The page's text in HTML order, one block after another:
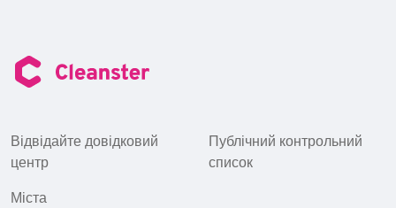
Відвідайте довідковий
центр
Публічний контрольний
список
Міста